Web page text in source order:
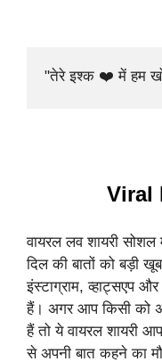
"तेरे इश्क ❤️ में हम
Viral
वायरल लव शायरी
दिल की बातों को बड़ी
इंस्टाग्राम, व्हाट्सएप
हैं। अगर आप किसी को
हैं तो ये वायरल शायरी
से अपनी बात कहने का